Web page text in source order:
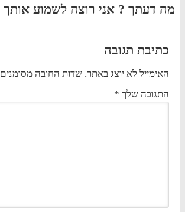
מה דעתך ? אני רוצה לשמוע אותך
כתיבת תגובה
האימייל לא יוצג באתר. שדות החובה מסומנים
התגובה שלך *